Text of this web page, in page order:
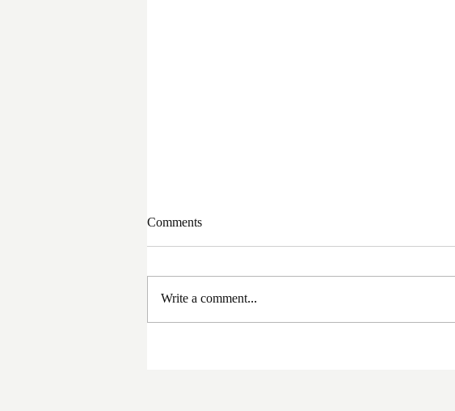
Comments
Write a comment...